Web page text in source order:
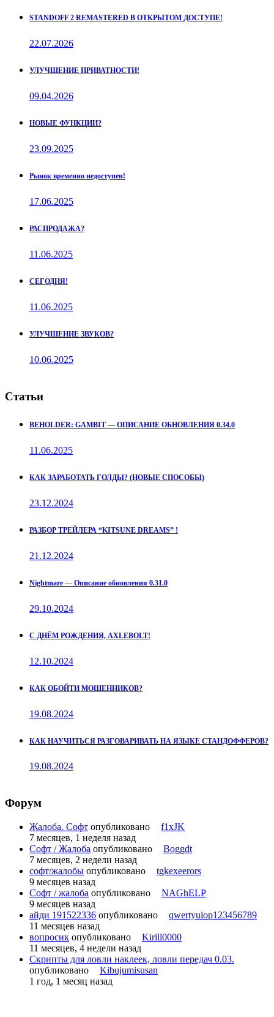
STANDOFF 2 REMASTERED В ОТКРЫТОМ ДОСТУПЕ!
22.07.2026
УЛУЧШЕНИЕ ПРИВАТНОСТИ!
09.04.2026
НОВЫЕ ФУНКЦИИ?
23.09.2025
Рынок временно недоступен!
17.06.2025
РАСПРОДАЖА?
11.06.2025
СЕГОДНЯ!
11.06.2025
УЛУЧШЕНИЕ ЗВУКОВ?
10.06.2025
Статьи
BEHOLDER: GAMBIT — ОПИСАНИЕ ОБНОВЛЕНИЯ 0.34.0
11.06.2025
КАК ЗАРАБОТАТЬ ГОЛДЫ? (НОВЫЕ СПОСОБЫ)
23.12.2024
РАЗБОР ТРЕЙЛЕРА “KITSUNE DREAMS” !
21.12.2024
Nightmare — Описание обновления 0.31.0
29.10.2024
С ДНЁМ РОЖДЕНИЯ, AXLEBOLT!
12.10.2024
КАК ОБОЙТИ МОШЕННИКОВ?
19.08.2024
КАК НАУЧИТЬСЯ РАЗГОВАРИВАТЬ НА ЯЗЫКЕ СТАНДОФФЕРОВ?
19.08.2024
Форум
Жалоба. Софт опубликовано
f1xJK
7 месяцев, 1 неделя назад
Софт / Жалоба опубликовано
Boggdt
7 месяцев, 2 недели назад
софт/жалобы опубликовано
tgkexeerors
9 месяцев назад
Софт / жалоба опубликовано
NAGhELP
9 месяцев назад
айди 191522336 опубликовано
qwertyuiop123456789
11 месяцев назад
вопросик опубликовано
Kirill0000
11 месяцев, 4 недели назад
Скрипты для ловли наклеек, ловли передач 0.03.
опубликовано
Kibujumisusan
1 год, 1 месяц назад